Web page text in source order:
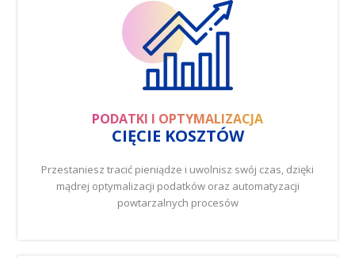
PODATKI I OPTYMALIZACJA
CIĘCIE KOSZTÓW
Przestaniesz tracić pieniądze i uwolnisz swój czas, dzięki
mądrej optymalizacji podatków oraz automatyzacji
powtarzalnych procesów